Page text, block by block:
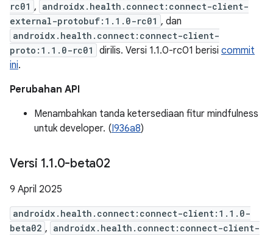
rc01 , androidx.health.connect:connect-client-
external-protobuf:1.1.0-rc01 , dan
androidx.health.connect:connect-client-
proto:1.1.0-rc01
dirilis. Versi 1.1.0-rc01 berisi commit
ini.
Perubahan API
Menambahkan tanda ketersediaan fitur mindfulness
untuk developer. (I936a8)
Versi 1.1.0-beta02
9 April 2025
androidx.health.connect:connect-client:1.1.0-
beta02 , androidx.health.connect:connect-client-